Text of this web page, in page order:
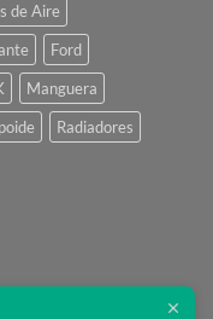
de Aire
Ford
Manguera
Radiadores